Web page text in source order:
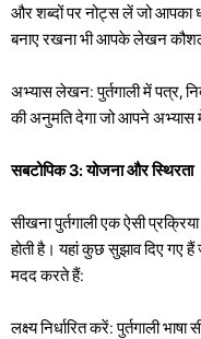
और शब्दों पर नोट्स लें जो आपका
बनाए रखना भी आपके लेखन
अभ्यास लेखन: पुर्तगाली में पत्र,
की अनुमति देगा जो आपने
सबटोपिक 3: योजना और स्थिरता
सीखना पुर्तगाली एक ऐसी
होती है। यहां कुछ सुझाव दिए गए
मदद करते हैं:
लक्ष्य निर्धारित करें: पुर्तगाली